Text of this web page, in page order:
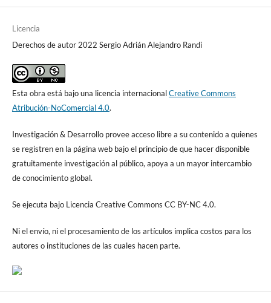
Licencia
Derechos de autor 2022 Sergio Adrián Alejandro Randi
Esta obra está bajo una licencia internacionalCreative Commons
Atribución-NoComercial 4.0.
Investigación & Desarrollo provee acceso libre a su contenido a quienes
se registren en la página web bajo el principio de que hacer disponible
gratuitamente investigación al público, apoya a un mayor intercambio
de conocimiento global.
Se ejecuta bajo Licencia Creative Commons CC BY-NC 4.0.
Ni el envío, ni el procesamiento de los artículos implica costos para los
autores o instituciones de las cuales hacen parte.